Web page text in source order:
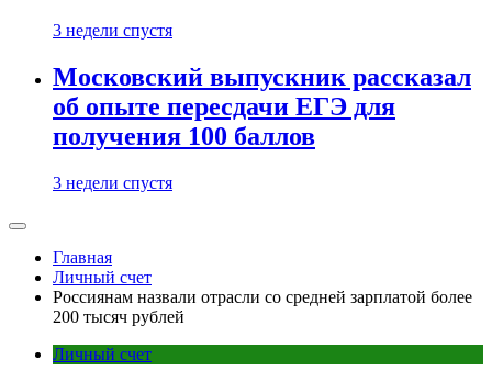
3 недели спустя
Московский выпускник рассказал
об опыте пересдачи ЕГЭ для
получения 100 баллов
3 недели спустя
Главная
Личный счет
Россиянам назвали отрасли со средней зарплатой более
200 тысяч рублей
Личный счет